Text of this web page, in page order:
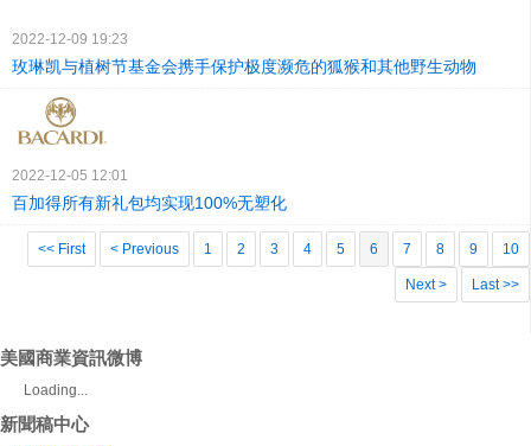
2022-12-09 19:23
玫琳凯与植树节基金会携手保护极度濒危的狐猴和其他野生动物
2022-12-05 12:01
百加得所有新礼包均实现100%无塑化
<< First < Previous 1 2 3 4 5 6 7 8 9 10
Next > Last >>
美國商業資訊微博
Loading...
新聞稿中心